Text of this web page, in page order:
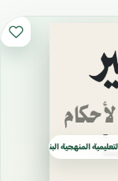
المنهجية البناء العلمي